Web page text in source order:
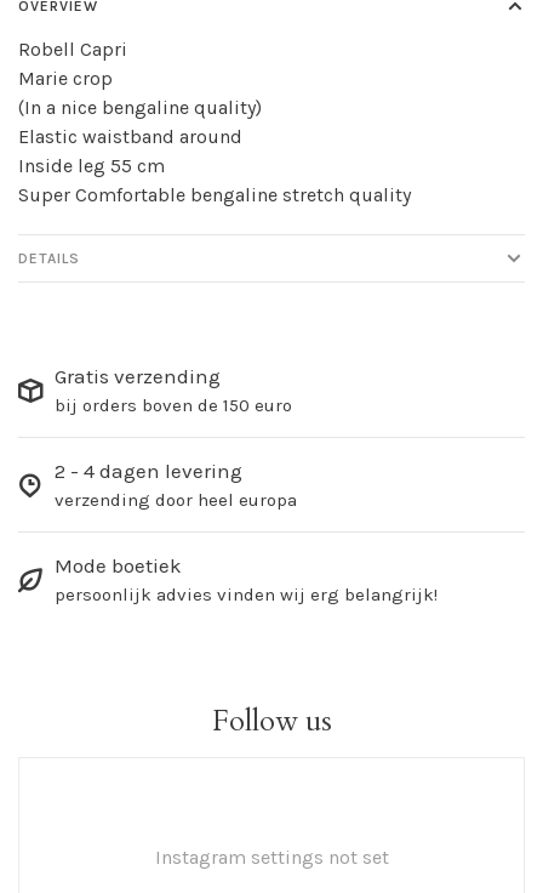
OVERVIEW
Robell Capri
Marie crop
(In a nice bengaline quality)
Elastic waistband around
Inside leg 55 cm
Super Comfortable bengaline stretch quality
DETAILS
Gratis verzending
bij orders boven de 150 euro
2 - 4 dagen levering
verzending door heel europa
Mode boetiek
persoonlijk advies vinden wij erg belangrijk!
Follow us
Instagram settings not set